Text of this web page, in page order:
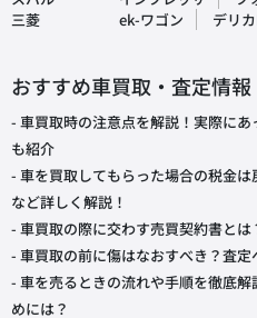
三菱
ek-ワゴン デリ
おすすめ車買取・査定情報
- 車買取時の注意点を解説！実際に
も紹介
- 車を買取してもらった場合の税金
など詳しく解説！
- 車買取の際に交わす売買契約書とは
- 車買取の前に傷はなおすべき？査
- 車を売るときの流れや手順を徹底
めには？